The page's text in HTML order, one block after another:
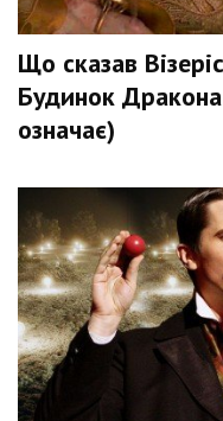
Що сказав
Будинок
означає)